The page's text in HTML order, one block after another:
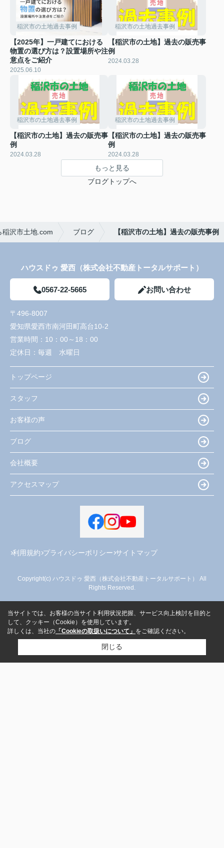
稲沢市の土地過去事例
【2025年】一戸建てにおける
物置の選び方は？設置場所や注
意点をご紹介
2025.06.10
稲沢市の土地過去事例
【稲沢市の土地】過去の販売事
例
2024.03.28
稲沢市の土地過去事例
【稲沢市の土地】過去の販売事
例
2024.03.28
稲沢市の土地過去事例
【稲沢市の土地】過去の販売事
例
2024.03.28
もっと見る
ブログトップへ
沢市土地.com ブログ 【稲沢市の土地】過去の販売事例
ハウスドゥ 愛西（株式会社不動産トータルサポート）
0567-22-5665 お問い合わせ
〒496-8007
愛知県愛西市南河田町高台10-2
営業時間： 10：00～18：00
定休日： 毎週 水曜日
トップページ
スタッフ
お客様の声
ブログ
会社概要
アクセスマップ
利用規約 プライバシーポリシー サイトマップ
Copyright(c) ハウスドゥ 愛西（株式会社不動産トータルサポート） All
Rights Reserved.
当サイトでは、お客様の当サイト利用状況把握、サービス向上検討を目的と
して、クッキー（Cookie）を使用しています。
詳しくは、当社の 「Cookieの取扱いについて」 をご確認ください。
閉じる